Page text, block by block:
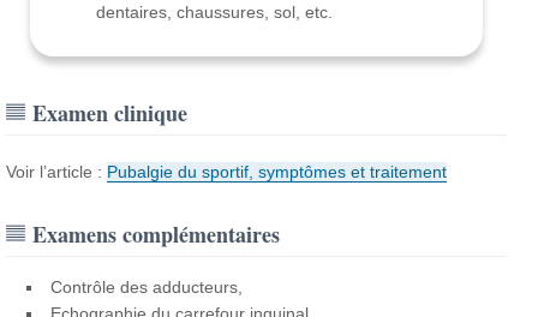
dentaires, chaussures, sol, etc.
Examen clinique
Voir l’article : Pubalgie du sportif, symptômes et traitement
Examens complémentaires
Contrôle des adducteurs,
Echographie du carrefour inguinal,